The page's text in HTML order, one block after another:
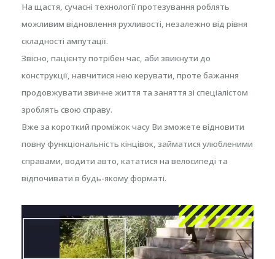
На щастя, сучасні технології протезування роблять
можливим відновлення рухливості, незалежно від рівня
складності ампутації.
Звісно, пацієнту потрібен час, аби звикнути до
конструкції, навчитися нею керувати, проте бажання
продовжувати звичне життя та заняття зі спеціалістом
зроблять свою справу.
Вже за короткий проміжок часу Ви зможете відновити
повну функціональність кінцівок, займатися улюбленими
справами, водити авто, кататися на велосипеді та
відпочивати в будь-якому форматі.